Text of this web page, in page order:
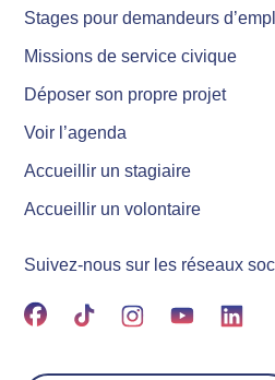
Stages pour demandeurs
Missions de service civique
Déposer son propre projet
Voir l’agenda
Accueillir un stagiaire
Accueillir un volontaire
Suivez-nous sur les réseaux